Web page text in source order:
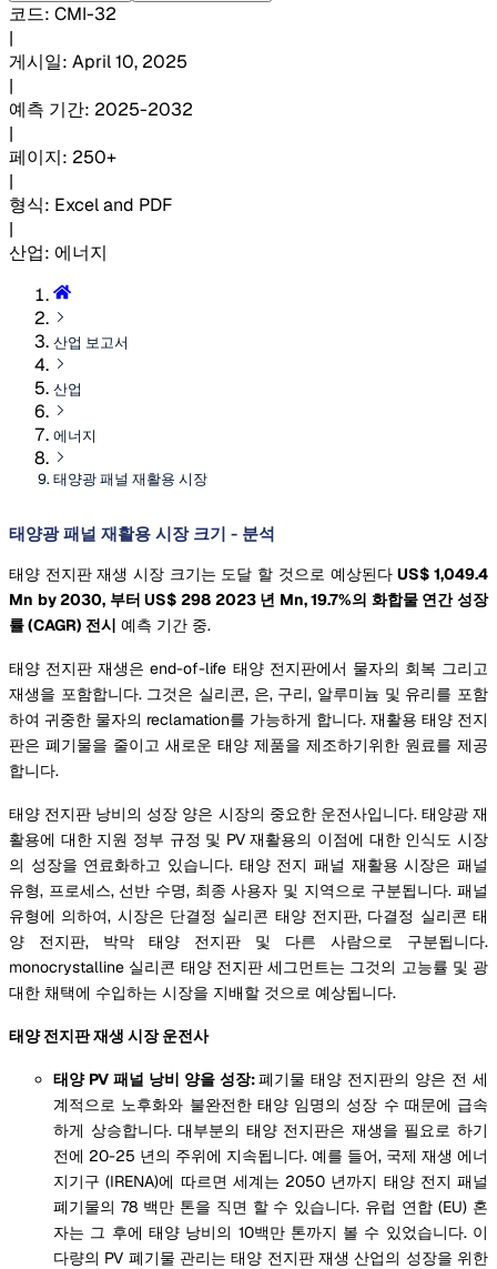
코드: CMI-32
|
게시일: April 10, 2025
|
예측 기간: 2025-2032
|
페이지: 250+
|
형식: Excel and PDF
|
산업: 에너지
산업 보고서
산업
에너지
태양광 패널 재활용 시장
태양광 패널 재활용 시장 크기 - 분석
태양 전지판 재생 시장 크기는 도달 할 것으로 예상된다US$ 1,049.4
Mn by 2030, 부터 US$ 298 2023 년 Mn, 19.7%의 화합물 연간 성장
률 (CAGR) 전시 예측 기간 중.
태양 전지판 재생은 end-of-life 태양 전지판에서 물자의 회복 그리고
재생을 포함합니다. 그것은 실리콘, 은, 구리, 알루미늄 및 유리를 포함
하여 귀중한 물자의 reclamation를 가능하게 합니다. 재활용 태양 전지
판은 폐기물을 줄이고 새로운 태양 제품을 제조하기위한 원료를 제공
합니다.
태양 전지판 낭비의 성장 양은 시장의 중요한 운전사입니다. 태양광 재
활용에 대한 지원 정부 규정 및 PV 재활용의 이점에 대한 인식도 시장
의 성장을 연료화하고 있습니다. 태양 전지 패널 재활용 시장은 패널
유형, 프로세스, 선반 수명, 최종 사용자 및 지역으로 구분됩니다. 패널
유형에 의하여, 시장은 단결정 실리콘 태양 전지판, 다결정 실리콘 태
양 전지판, 박막 태양 전지판 및 다른 사람으로 구분됩니다.
monocrystalline 실리콘 태양 전지판 세그먼트는 그것의 고능률 및 광
대한 채택에 수입하는 시장을 지배할 것으로 예상됩니다.
태양 전지판 재생 시장 운전사
태양 PV 패널 낭비 양을 성장:폐기물 태양 전지판의 양은 전 세
계적으로 노후화와 불완전한 태양 임명의 성장 수 때문에 급속
하게 상승합니다. 대부분의 태양 전지판은 재생을 필요로 하기
전에 20-25 년의 주위에 지속됩니다. 예를 들어, 국제 재생 에너
지기구 (IRENA)에 따르면 세계는 2050 년까지 태양 전지 패널
폐기물의 78 백만 톤을 직면 할 수 있습니다. 유럽 연합 (EU) 혼
자는 그 후에 태양 낭비의 10백만 톤까지 볼 수 있었습니다. 이
다량의 PV 폐기물 관리는 태양 전지판 재생 산업의 성장을 위한